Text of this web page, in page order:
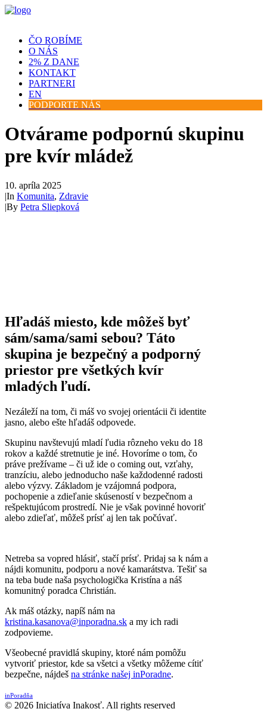
ČO ROBÍME
O NÁS
2% Z DANE
KONTAKT
PARTNERI
EN
PODPORTE NÁS
Otvárame podpornú skupinu
pre kvír mládež
10. apríla 2025
|In Komunita, Zdravie
|By Petra Sliepková
Hľadáš miesto, kde môžeš byť
sám/sama/sami sebou? Táto
skupina je bezpečný a podporný
priestor pre všetkých kvír
mladých ľudí.
Nezáleží na tom, či máš vo svojej orientácii či identite
jasno, alebo ešte hľadáš odpovede.
Skupinu navštevujú mladí ľudia rôzneho veku do 18
rokov a každé stretnutie je iné. Hovoríme o tom, čo
práve prežívame – či už ide o coming out, vzťahy,
tranzíciu, alebo jednoducho naše každodenné radosti
alebo výzvy. Základom je vzájomná podpora,
pochopenie a zdieľanie skúseností v bezpečnom a
rešpektujúcom prostredí. Nie je však povinné hovoriť
alebo zdieľať, môžeš prísť aj len tak počúvať.
Netreba sa vopred hlásiť, stačí prísť. Pridaj sa k nám a
nájdi komunitu, podporu a nové kamarátstva. Tešiť sa
na teba bude naša psychologička Kristína a náš
komunitný poradca Christián.
Ak máš otázky, napíš nám na
kristina.kasanova@inporadna.sk a my ich radi
zodpovieme.
Všeobecné pravidlá skupiny, ktoré nám pomôžu
vytvoriť priestor, kde sa všetci a všetky môžeme cítiť
bezpečne, nájdeš na stránke našej inPoradne.
inPoradňa
© 2026 Iniciatíva Inakosť. All rights reserved